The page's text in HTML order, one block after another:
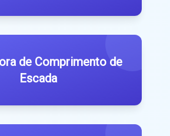
de Comprimento de
Escada